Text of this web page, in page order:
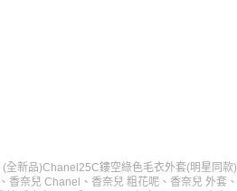
(全新品)Chanel25C鏤空綠色毛衣外套(明星同款)
、 香奈兒 Chanel 、 香奈兒 粗花呢 、 香奈兒 外套 、